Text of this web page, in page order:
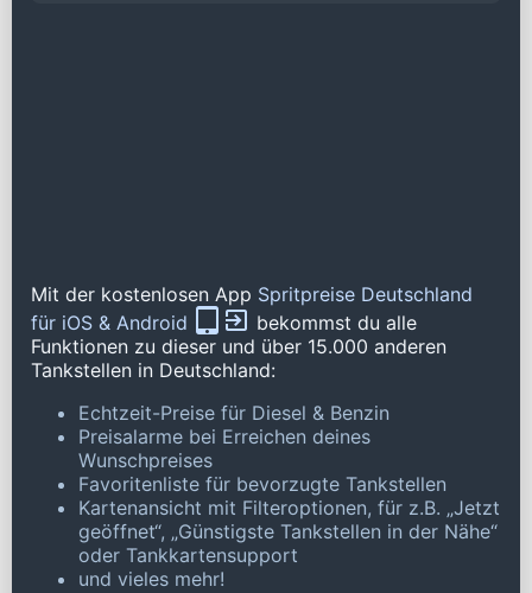
Mit der kostenlosen App Spritpreise Deutschland
für iOS & Android
bekommst du alle
Funktionen zu dieser und über 15.000 anderen
Tankstellen in Deutschland:
Echtzeit-Preise für Diesel & Benzin
Preisalarme bei Erreichen deines
Wunschpreises
Favoritenliste für bevorzugte Tankstellen
Kartenansicht mit Filteroptionen, für z.B. „Jetzt
geöffnet“, „Günstigste Tankstellen in der Nähe“
oder Tankkartensupport
und vieles mehr!